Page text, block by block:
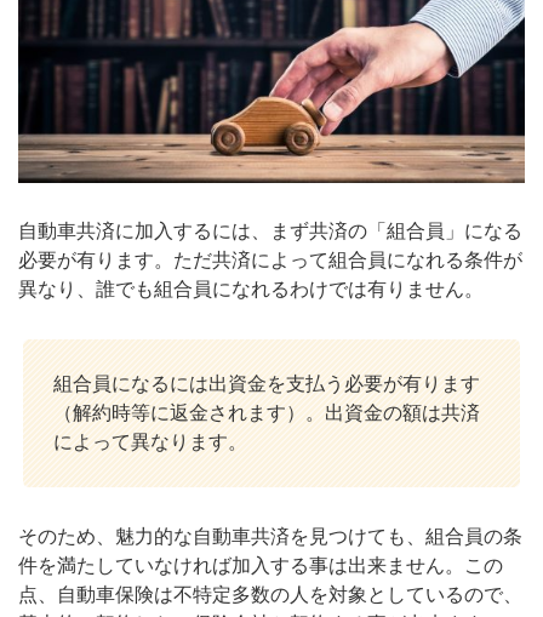
自動車共済に加入するには、まず共済の「組合員」になる
必要が有ります。ただ共済によって組合員になれる条件が
異なり、誰でも組合員になれるわけでは有りません。
組合員になるには出資金を支払う必要が有ります
（解約時等に返金されます）。出資金の額は共済
によって異なります。
そのため、魅力的な自動車共済を見つけても、組合員の条
件を満たしていなければ加入する事は出来ません。この
点、自動車保険は不特定多数の人を対象としているので、